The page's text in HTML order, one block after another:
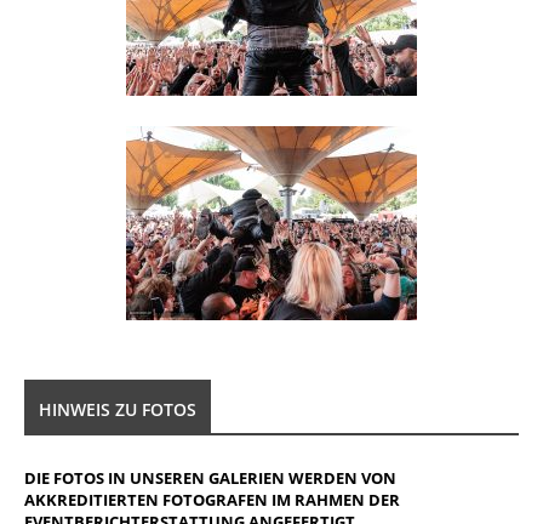
HINWEIS ZU FOTOS
DIE FOTOS IN UNSEREN GALERIEN WERDEN VON
AKKREDITIERTEN FOTOGRAFEN IM RAHMEN DER